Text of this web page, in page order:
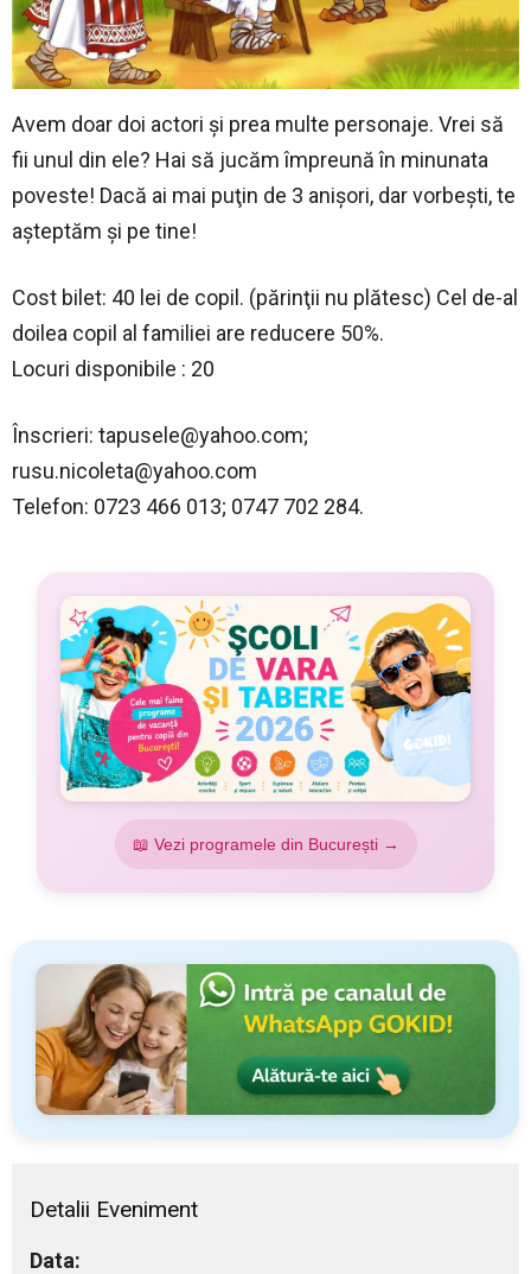
Avem doar doi actori şi prea multe personaje. Vrei să
fii unul din ele? Hai să jucăm împreună în minunata
poveste! Dacă ai mai puţin de 3 anişori, dar vorbeşti, te
aşteptăm şi pe tine!
Cost bilet: 40 lei de copil. (părinţii nu plătesc) Cel de-al
doilea copil al familiei are reducere 50%.
Locuri disponibile : 20
Înscrieri: tapusele@yahoo.com;
rusu.nicoleta@yahoo.com
Telefon: 0723 466 013; 0747 702 284.
📖 Vezi programele din București →
Detalii Eveniment
Data: